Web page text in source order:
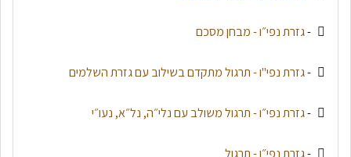
-גזרת נפי״ו - מבחן מסכם
-גזרת נפי"ו - תרגול מתקדם בשילוב עם גזרת השלמים
-גזרת נפי״ו - תרגול משולב עם נלי״ה, נל״א, נעו״י
-גזרת נפי״ו - תרגול